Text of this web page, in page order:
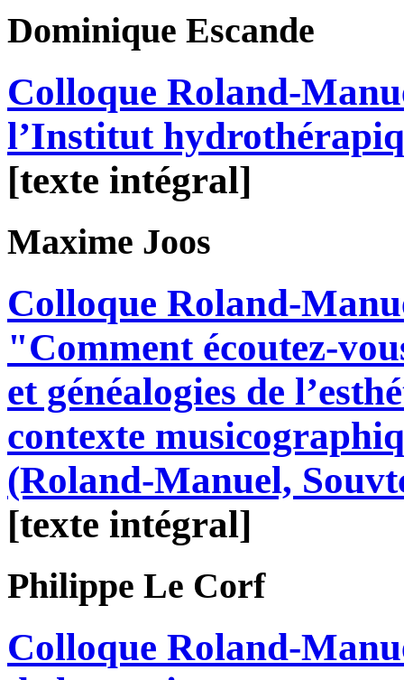
Dominique Escande
Colloque Roland-
l’Institut
[texte intégral]
Maxime Joos
Colloque Roland-
"Comment écoutez-
et généalogies de
contexte
(Roland-Manuel,
[texte intégral]
Philippe Le Corf
Colloque Roland-